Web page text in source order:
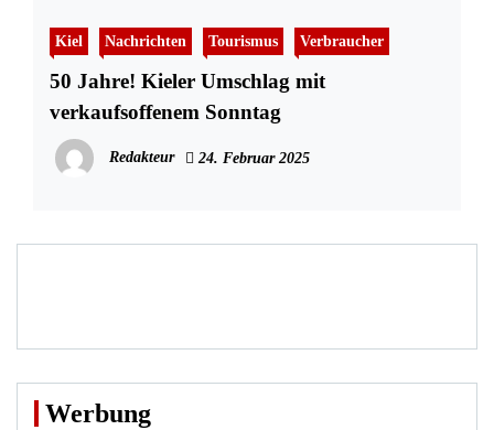
Kiel Nachrichten Tourismus Verbraucher
50 Jahre! Kieler Umschlag mit
verkaufsoffenem Sonntag
Redakteur 24. Februar 2025
Werbung